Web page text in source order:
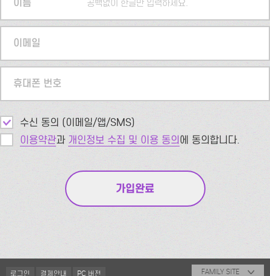
이름 공백없이 한글만 입력하세요.
이메일
휴대폰 번호
수신 동의 (이메일/앱/SMS)
이용약관과 개인정보 수집 및 이용 동의에 동의합니다.
로그인 결제안내 PC 버전 FAMILY SITE